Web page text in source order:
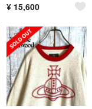
¥ 15,600